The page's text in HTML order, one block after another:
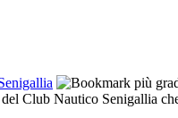
Club Nautico Senigallia